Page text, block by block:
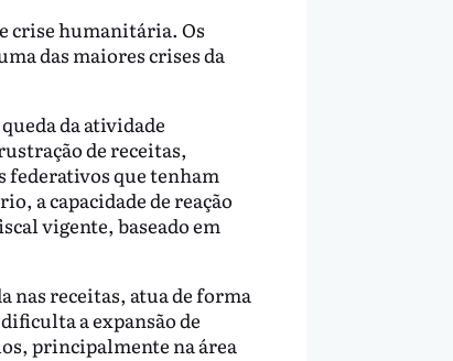
crise humanitária. Os
das maiores crises da
da atividade
de receitas,
federativos que tenham
a capacidade de reação
vigente, baseado em
nas receitas, atua de forma
a expansão de
principalmente na área